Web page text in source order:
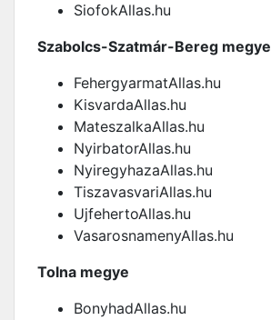
SiofokAllas.hu
Szabolcs-Szatmár-Bereg megye
FehergyarmatAllas.hu
KisvardaAllas.hu
MateszalkaAllas.hu
NyirbatorAllas.hu
NyiregyhazaAllas.hu
TiszavasvariAllas.hu
UjfehertoAllas.hu
VasarosnamenyAllas.hu
Tolna megye
BonyhadAllas.hu